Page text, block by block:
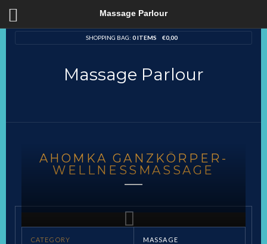
Massage Parlour
Massage Parlour
SHOPPING BAG: 0 ITEMS €0,00
AHOMKA GANZKÖRPER-
WELLNESSMASSAGE
CATEGORY MASSAGE